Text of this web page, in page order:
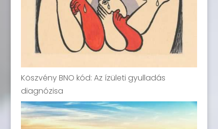
Köszvény BNO kód: Az ízületi gyulladás
diagnózisa